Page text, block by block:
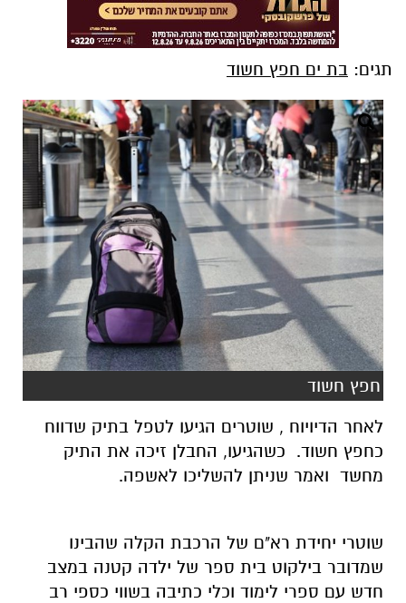
תגים: בת ים חפץ חשוד
חפץ חשוד
לאחר הדיויוח , שוטרים הגיעו לטפל בתיק שדווח
כחפץ חשוד. כשהגיעו, החבלן זיכה את התיק
מחשד ואמר שניתן להשליכו לאשפה.
שוטרי יחידת רא"ם של הרכבת הקלה שהבינו
שמדובר בילקוט בית ספר של ילדה קטנה במצב
חדש עם ספרי לימוד וכלי כתיבה בשווי כספי רב